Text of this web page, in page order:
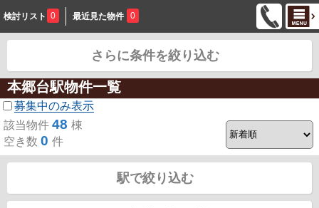
検討リスト 0 最近見た物件 0
本郷台駅物件一覧
募集中のみ表示
該当物件 48 棟
空き数 0 件
駅で絞り込む
さらに条件を絞り込む